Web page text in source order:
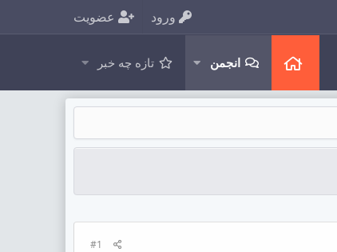
ورود عضویت
انجمن تازه چه خبر
#1